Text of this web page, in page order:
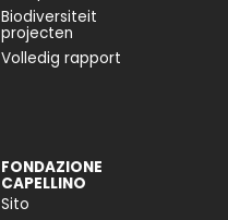
Biodiversiteit
projecten
Volledig rapport
FONDAZIONE
CAPELLINO
Sito